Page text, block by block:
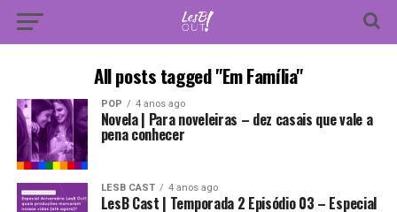
All posts tagged "Em Família"
POP 4 anos ago
Novela | Para noveleiras – dez casais que vale a
pena conhecer
LESB CAST 4 anos ago
LesB Cast | Temporada 2 Episódio 03 – Especial